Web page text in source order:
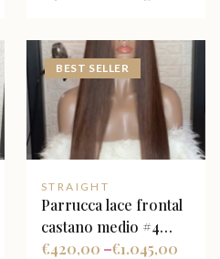
BEST SELLER
STRAIGHT
Parrucca lace frontal
castano medio #4
liscia
420,00
€ – 1.045,00
€